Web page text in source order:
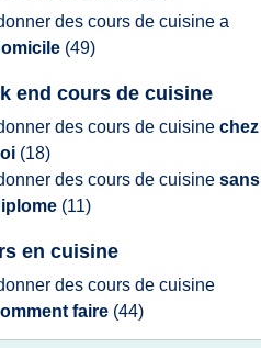
des cours de cuisine a
(49)
end cours de cuisine
des cours de cuisine chez
(18)
des cours de cuisine sans
(11)
en cuisine
des cours de cuisine
faire (44)